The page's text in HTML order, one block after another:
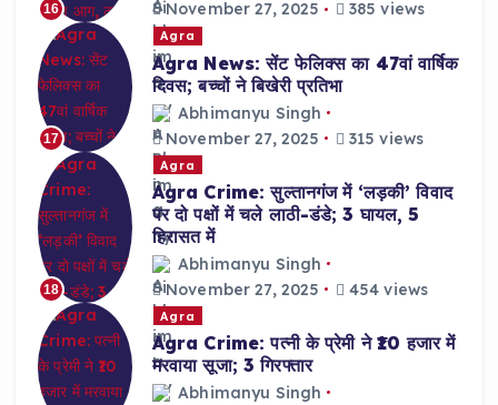
16
November 27, 2025
385 views
17
Agra
Agra News: सेंट फेलिक्स का 47वां वार्षिक
दिवस; बच्चों ने बिखेरी प्रतिभा
Abhimanyu Singh
November 27, 2025
315 views
18
Agra
Agra Crime: सुल्तानगंज में ‘लड़की’ विवाद
पर दो पक्षों में चले लाठी-डंडे; 3 घायल, 5
हिरासत में
Abhimanyu Singh
November 27, 2025
454 views
Agra
Agra Crime: पत्नी के प्रेमी ने ₹10 हजार में
मरवाया सूजा; 3 गिरफ्तार
Abhimanyu Singh